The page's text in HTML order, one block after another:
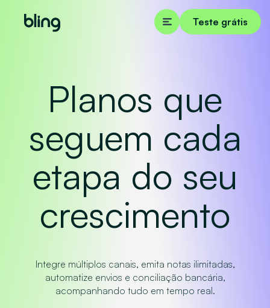
Teste grátis
Planos que
seguem cada
etapa do seu
crescimento
Integre múltiplos canais, emita notas ilimitadas,
automatize envios e conciliação bancária,
acompanhando tudo em tempo real.